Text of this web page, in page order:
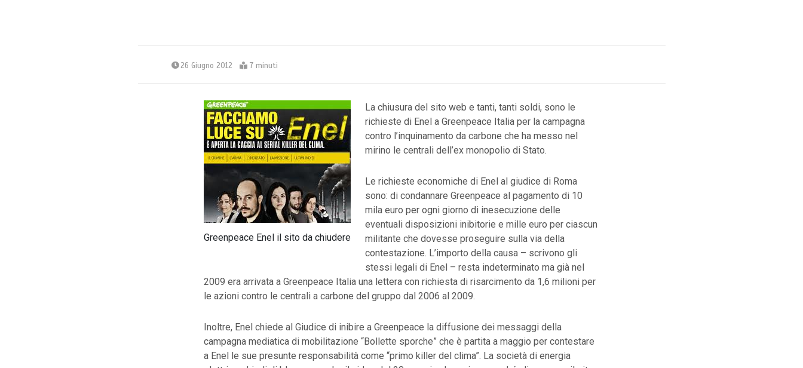
26 Giugno 2012 7 minuti
Greenpeace Enel il sito da chiudere
La chiusura del sito web e tanti, tanti soldi, sono le
richieste di Enel a Greenpeace Italia per la campagna
contro l’inquinamento da carbone che ha messo nel
mirino le centrali dell’ex monopolio di Stato.
Le richieste economiche di Enel al giudice di Roma
sono: di condannare Greenpeace al pagamento di 10
mila euro per ogni giorno di inesecuzione delle
eventuali disposizioni inibitorie e mille euro per ciascun
militante che dovesse proseguire sulla via della
contestazione. L’importo della causa – scrivono gli
stessi legali di Enel – resta indeterminato ma già nel
2009 era arrivata a Greenpeace Italia una lettera con richiesta di risarcimento da 1,6 milioni per
le azioni contro le centrali a carbone del gruppo dal 2006 al 2009.
Inoltre, Enel chiede al Giudice di inibire a Greenpeace la diffusione dei messaggi della
campagna mediatica di mobilitazione “Bollette sporche” che è partita a maggio per contestare
a Enel le sue presunte responsabilità come “primo killer del clima”. La società di energia